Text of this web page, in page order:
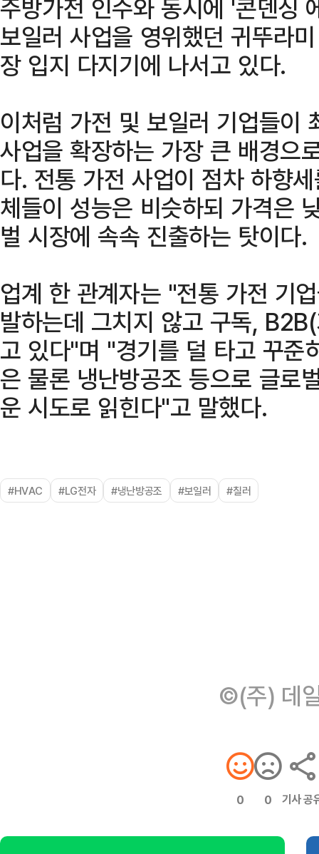
주방가전 인수와 동시에 '콘덴싱
보일러 사업을 영위했던 귀뚜라
장 입지 다지기에 나서고 있다.
이처럼 가전 및 보일러 기업들이
사업을 확장하는 가장 큰 배경으
다. 전통 가전 사업이 점차 하향
체들이 성능은 비슷하되 가격은
벌 시장에 속속 진출하는 탓이다.
업계 한 관계자는 "전통 가전 기
발하는데 그치지 않고 구독,
고 있다"며 "경기를 덜 타고 꾸준
은 물론 냉난방공조 등으로 글로
운 시도로 읽힌다"고 말했다.
#HVAC #LG전자 #냉난방공조 #보일러 #칠러
©(주) 데
0 0 기사 공